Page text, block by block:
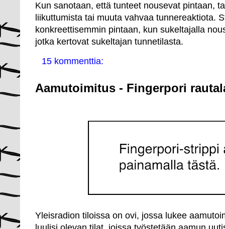
Kun sanotaan, että tunteet nousevat pintaan,
liikuttumista tai muuta vahvaa tunnereaktiota.
konkreettisemmin pintaan, kun sukeltajalla
jotka kertovat sukeltajan tunnetilasta.
15 kommenttia:
Aamutoimitus - Fingerpori
Yleisradion tiloissa on ovi, jossa lukee